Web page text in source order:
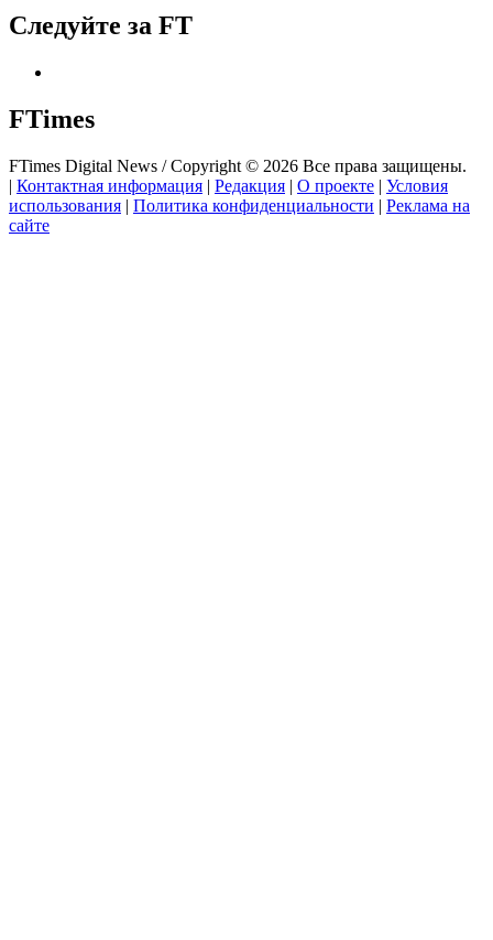
Следуйте за FT
FTimes
FTimes Digital News / Copyright © 2026 Все права защищены.
| Контактная информация | Редакция | О проекте | Условия
использования | Политика конфиденциальности | Реклама на
сайте